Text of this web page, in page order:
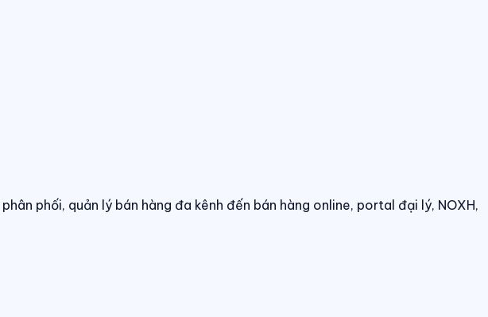
phối, quản lý bán hàng đa kênh đến bán hàng online, portal đại lý, NOXH,